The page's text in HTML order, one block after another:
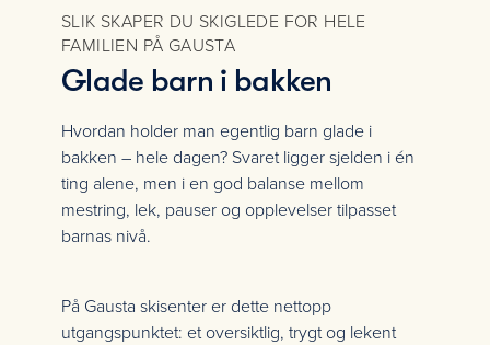
SLIK SKAPER DU SKIGLEDE FOR HELE
FAMILIEN PÅ GAUSTA
Glade barn i bakken
Hvordan holder man egentlig barn glade i
bakken – hele dagen? Svaret ligger sjelden i én
ting alene, men i en god balanse mellom
mestring, lek, pauser og opplevelser tilpasset
barnas nivå.
På Gausta skisenter er dette nettopp
utgangspunktet: et oversiktlig, trygt og lekent